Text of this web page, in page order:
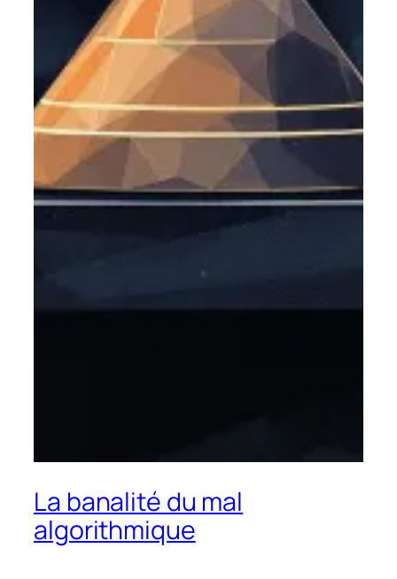
La banalité du mal
algorithmique